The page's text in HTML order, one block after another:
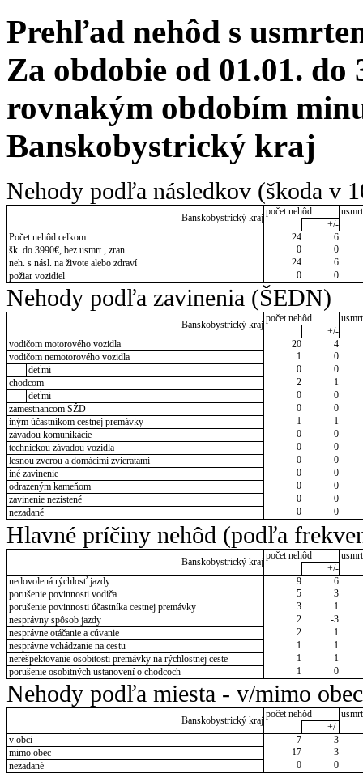
Prehľad nehôd s
Za obdobie od 01.01. do
rovnakým obdobím
Banskobystrický kraj
Nehody podľa následkov (škoda v
Banskobystrický kraj
počet nehôd
+/-
Počet nehôd celkom
24
6
šk. do 3990€, bez usmrt., zran.
0
0
neh. s násl. na živote alebo zdraví
24
6
požiar vozidiel
0 0
Nehody podľa zavinenia (ŠEDN)
Banskobystrický kraj
počet nehôd
+/-
vodičom motorového vozidla
20
4
vodičom nemotorového vozidla
1
0
deťmi
0
0
chodcom
2
1
deťmi
0
0
zamestnancom SŽD
0
0
iným účastníkom cestnej premávky
1
1
závadou komunikácie
0
0
technickou závadou vozidla
0
0
lesnou zverou a domácimi zvieratami
0
0
iné zavinenie
0
0
odrazeným kameňom
0
0
zavinenie nezistené
0
0
nezadané
0 0
Hlavné príčiny nehôd (podľa
Banskobystrický kraj
počet nehôd
+/-
nedovolená rýchlosť jazdy
9
6
porušenie povinnosti vodiča
5
3
porušenie povinnosti účastníka cestnej premávky
3
1
nesprávny spôsob jazdy
2
-3
nesprávne otáčanie a cúvanie
2
1
nesprávne vchádzanie na cestu
1
1
nerešpektovanie osobitosti premávky na rýchlostnej ceste
1
1
porušenie osobitných ustanovení o chodcoch
1 0
Nehody podľa miesta - v/mimo obec
Banskobystrický kraj
počet nehôd
+/-
v obci
7
3
mimo obec
17
3
nezadané
0 0